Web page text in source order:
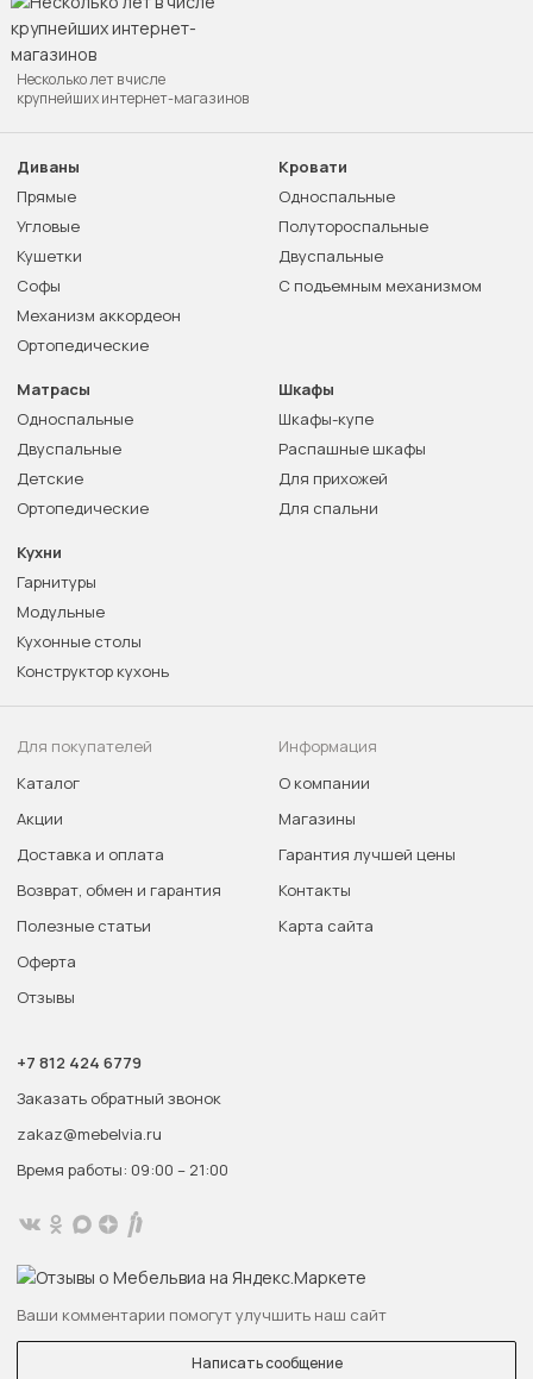
Несколько лет в числе
крупнейших интернет-магазинов
Диваны
Прямые
Угловые
Кушетки
Софы
Механизм аккордеон
Ортопедические
Кровати
Односпальные
Полутороспальные
Двуспальные
С подъемным механизмом
Матрасы
Односпальные
Двуспальные
Детские
Ортопедические
Шкафы
Шкафы-купе
Распашные шкафы
Для прихожей
Для спальни
Кухни
Гарнитуры
Модульные
Кухонные столы
Конструктор кухонь
Для покупателей
Каталог
Акции
Доставка и оплата
Возврат, обмен и гарантия
Полезные статьи
Оферта
Отзывы
Информация
О компании
Магазины
Гарантия лучшей цены
Контакты
Карта сайта
+7 812 424 6779
Заказать обратный звонок
zakaz@mebelvia.ru
Время работы: 09:00 – 21:00
Ваши комментарии помогут улучшить наш сайт
Написать сообщение